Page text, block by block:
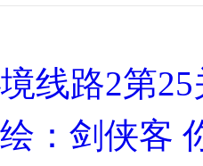
线路2第
：剑侠客